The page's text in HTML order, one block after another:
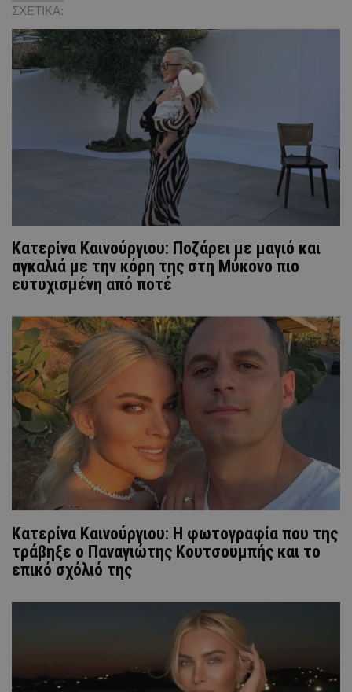
ΣΧΕΤΙΚΑ:
Κατερίνα Καινούργιου: Ποζάρει με μαγιό και
αγκαλιά με την κόρη της στη Μύκονο πιο
ευτυχισμένη από ποτέ
Κατερίνα Καινούργιου: Η φωτογραφία που της
τράβηξε ο Παναγιώτης Κουτσουμπής και το
επικό σχόλιό της